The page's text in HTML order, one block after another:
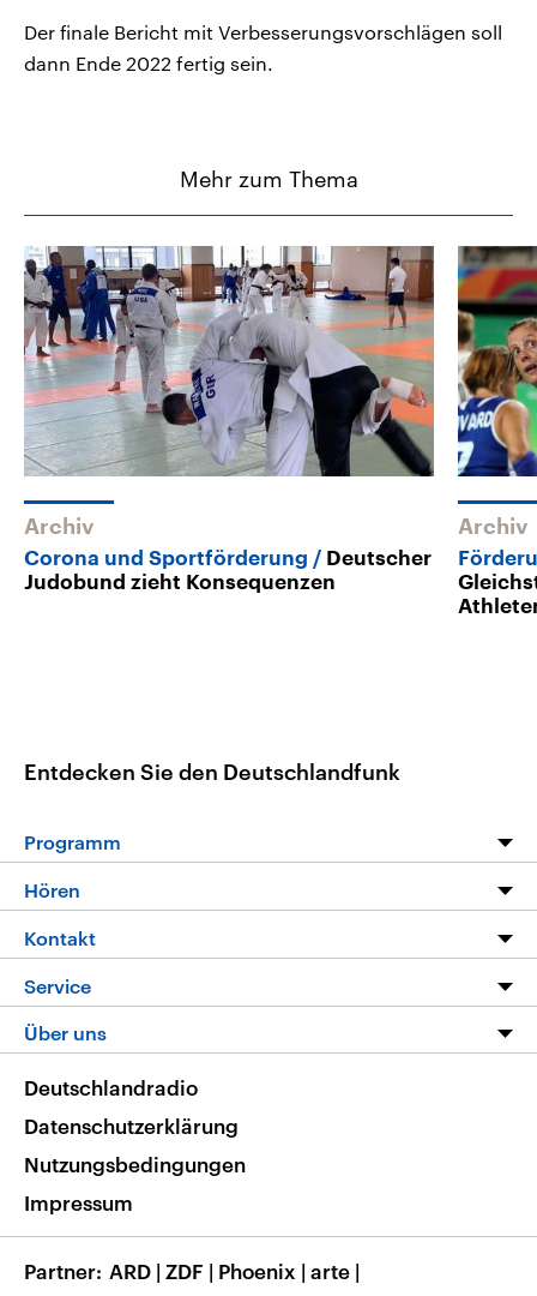
Der finale Bericht mit Verbesserungsvorschlägen soll
dann Ende 2022 fertig sein.
Mehr zum Thema
Archiv
Corona und Sportförderung
Deutscher
Judobund zieht Konsequenzen
Archiv
Entdecken Sie den Deutschlandfunk
Programm
Die Nachrichten
Nachrichtenleicht
Neue Beiträge auf dlf.de
Hören
Livestream
Podcasts
Deutschlandfunk App
Nachrichten App
Frequenzen
Kontakt
Service
FAQ
Veranstaltungen
Musikliste
RSS
Über uns
Barrierefreiheit
Deutschlandradio
Datenschutzerklärung
Nutzungsbedingungen
Impressum
Partner ARD | ZDF | Phoenix | arte |